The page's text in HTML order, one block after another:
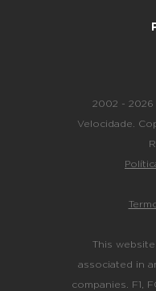
2002 - 2026
Velocidade.
This
associated in
companies. F1,